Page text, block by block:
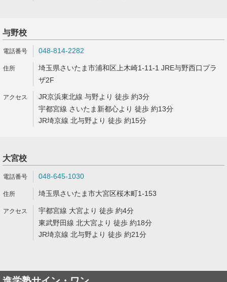
与野校
048-814-2282
埼玉県さいたま市浦和区上木崎1-11-1 JRE与野西口プラ
ザ2F
JR京浜東北線 与野より 徒歩 約3分
宇都宮線 さいたま新都心より 徒歩 約13分
JR埼京線 北与野より 徒歩 約15分
大宮校
048-645-1030
埼玉県さいたま市大宮区桜木町1-153
宇都宮線 大宮より 徒歩 約4分
東武野田線 北大宮より 徒歩 約18分
JR埼京線 北与野より 徒歩 約21分